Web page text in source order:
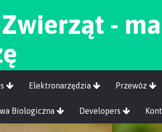
-
Elektronarzędzia Przewóz
Biologiczna Developers